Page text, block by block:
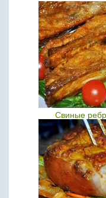
Свиные